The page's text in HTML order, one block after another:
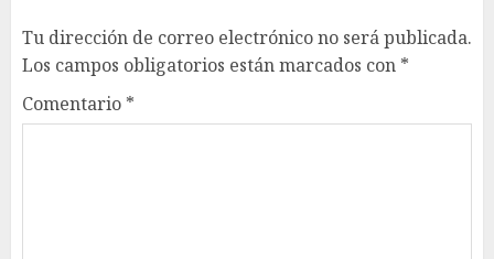
Tu dirección de correo electrónico no será publicada.
Los campos obligatorios están marcados con *
Comentario *